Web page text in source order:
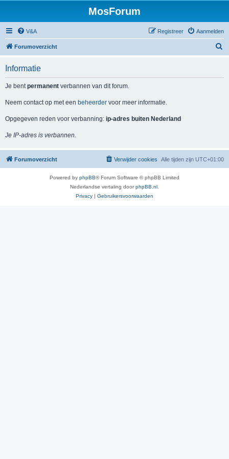
MosForum
V&A Aanmelden
Registreer
Forumoverzicht
Informatie
Je bentpermanent verbannen van dit forum.
Neem contact op met een beheerder voor meer informatie.
Opgegeven reden voor verbanning: ip-adres buiten Nederland
Je IP-adres is verbannen.
Forumoverzicht Alle tijden zijn UTC+01:00
Verwijder cookies
Powered by phpBB® Forum Software © phpBB Limited
Nederlandse vertaling doorphpBB.nl
Privacy | Gebruikersvoorwaarden